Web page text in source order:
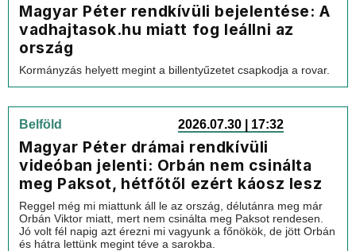
Magyar Péter rendkívüli bejelentése: A
vadhajtasok.hu miatt fog leállni az
ország
Kormányzás helyett megint a billentyűzetet csapkodja a rovar.
Belföld 2026.07.30 | 17:32
Magyar Péter drámai rendkívüli
videóban jelenti: Orbán nem csinálta
meg Paksot, hétfőtől ezért káosz lesz
Reggel még mi miattunk áll le az ország, délutánra meg már
Orbán Viktor miatt, mert nem csinálta meg Paksot rendesen.
Jó volt fél napig azt érezni mi vagyunk a főnökök, de jött Orbán
és hátra lettünk megint téve a sarokba.